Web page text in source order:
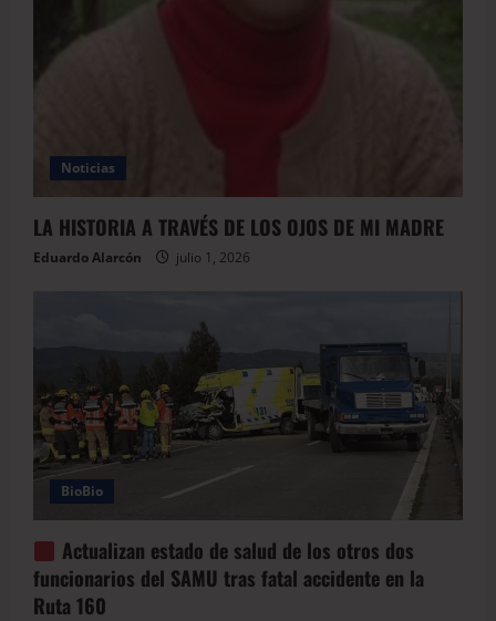
Noticias
LA HISTORIA A TRAVÉS DE LOS OJOS DE MI MADRE
Eduardo Alarcón julio 1, 2026
BioBio
Actualizan estado de salud de los otros dos
funcionarios del SAMU tras fatal accidente en la
Ruta 160